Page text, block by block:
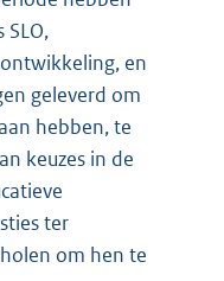
en
geleverd om
hebben, te
keuzes in de
ter
om hen te